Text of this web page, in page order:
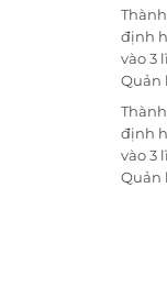
định
vào 3
Quản
định
vào 3
Quản